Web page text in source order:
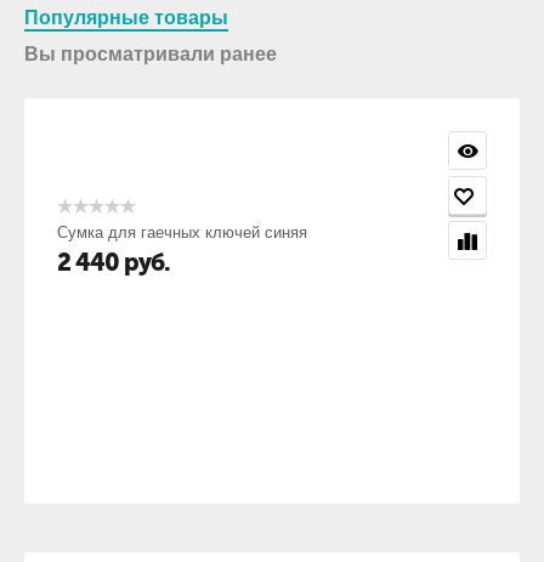
Популярные товары
Вы просматривали ранее
Сумка для гаечных ключей синяя
2 440 руб.